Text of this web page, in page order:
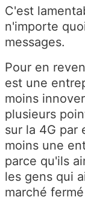
C'est
n'importe
messages.
Pour en
est une
moins
plusieurs
sur la 4G par
moins une
parce qu'ils
les gens qui
marché